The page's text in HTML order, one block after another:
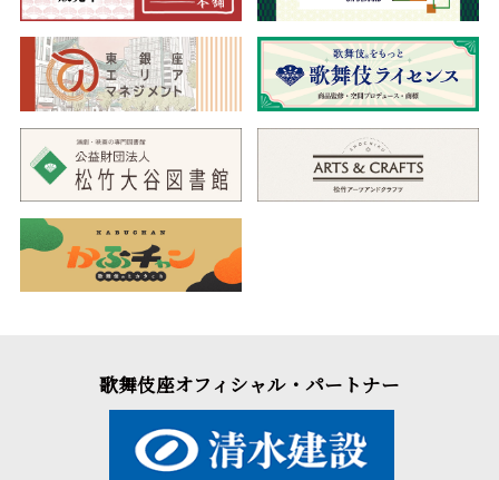
を見た五右衛門は、大炊之助こそが父で、自らが宋蘇友だと知
り、久吉への敵討ちの思いを強くするのでした。そして、真柴家
の桃山御殿を目指していると…。
絢爛豪華な舞台に、空中の葛籠から飛び出す“葛籠抜け”の宙乗
りなど、趣向にあふれたみどころ満載の大作をお楽しみくださ
い。
歌舞伎座オフィシャル・パートナー